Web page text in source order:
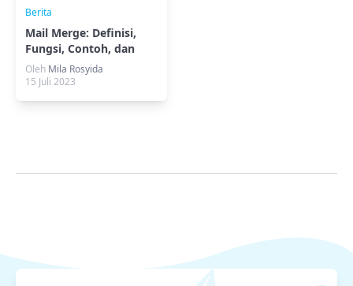
Berita
Mail Merge: Definisi,
Fungsi, Contoh, dan
Cara Pembuatan
Oleh Mila Rosyida
15 Juli 2023